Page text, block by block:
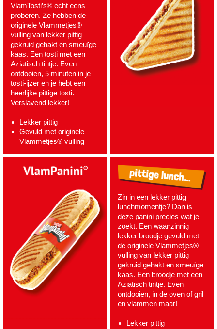
VlamTosti’s® echt eens
proberen. Ze hebben de
originele Vlammetjes®
vulling van lekker pittig
gekruid gehakt en smeuïge
kaas. Een tosti met een
Aziatisch tintje. Even
ontdooien, 5 minuten in je
tosti-ijzer en je hebt een
heerlijke pittige tosti.
Verslavend lekker!
Lekker pittig
Gevuld met originele
Vlammetjes® vulling
Zin in een lekker pittig
lunchmomentje? Dan is
deze panini precies wat je
zoekt. Een waanzinnig
lekker broodje gevuld met
de originele Vlammetjes®
vulling van lekker pittig
gekruid gehakt en smeuïge
kaas. Een broodje met een
Aziatisch tintje. Even
ontdooien, in de oven of gril
en vlammen maar!
Lekker pittig